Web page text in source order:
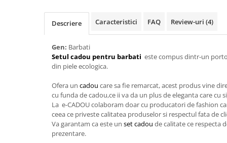
Cadouri Traditionale Romanesti
Cadouri pentru CUPLU El & Ea
Cadouri Iubitori de animale
Cadouri GRAVIDE
Cadouri pentru sportivi
Cadouri Pensionare
Cadouri Colegi, sefi sau angajati
Cadouri pentru Doctori
Cadouri pentru Sfânta Maria
Descriere Caracteristici FAQ Review-uri (4)
Gen: Barbati
Setul cadou pentru barbati este compus dintr-un
din piele ecologica.
Ofera un cadou care sa fie remarcat, acest produs vine
cu funda de cadou,ce ii va da un plus de eleganta care cu
La e-CADOU colaboram doar cu producatori de fashion
ceea ce priveste calitatea produselor si respectul fata de
Va garantam ca este un set cadou de calitate ce respecta
prezentare.